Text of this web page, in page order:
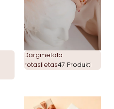
Dārgmetāla
rotaslietas47 Produkti